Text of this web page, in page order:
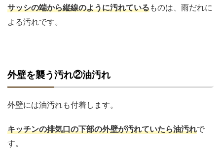
サッシの端から縦線のように汚れているものは、雨だれに
よる汚れです。
外壁を襲う汚れ②油汚れ
外壁には油汚れも付着します。
キッチンの排気口の下部の外壁が汚れていたら油汚れで
す。